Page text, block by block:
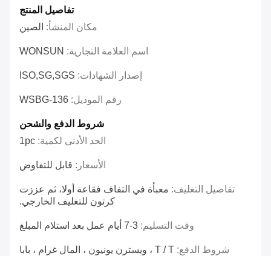
تفاصيل المنتج
مكان المنشأ: الصين
اسم العلامة التجارية: WONSUN
إصدار الشهادات: ISO,SG,SGS
رقم الموديل: WSBG-136
شروط الدفع والشحن
الحد الأدنى لكمية: 1pc
الأسعار: قابل للتفاوض
تفاصيل التغليف: معبأة في التفاف فقاعة أولا، ثم عززت
كرتون للتغليف الخارجي.
وقت التسليم: 3-7 أيام عمل بعد استلام المبلغ
شروط الدفع:
T / T ، ويسترن يونيون ، المال غرام ، بابا